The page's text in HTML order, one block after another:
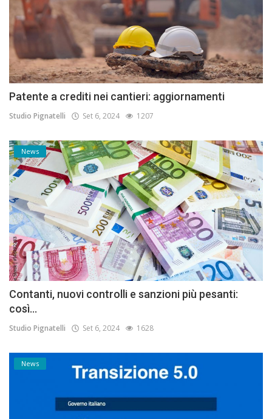
Patente a crediti nei cantieri: aggiornamenti
Studio Pignatelli Set 6, 2024 1207
News
Contanti, nuovi controlli e sanzioni più pesanti:
così...
Studio Pignatelli Set 6, 2024 1628
News